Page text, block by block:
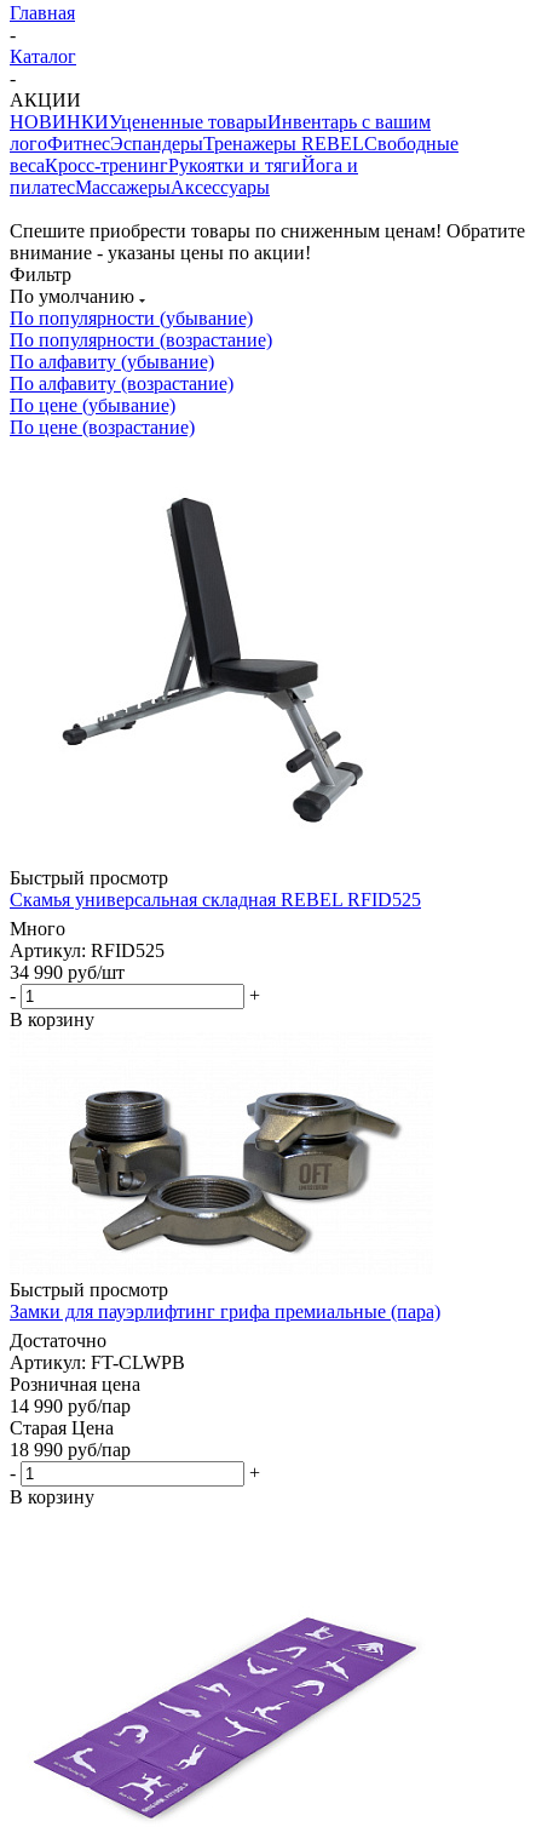
Главная
-
Каталог
-
АКЦИИ
НОВИНКИУцененные товарыИнвентарь с вашим
логоФитнесЭспандерыТренажеры REBELСвободные
весаКросс-тренингРукоятки и тягиЙога и
пилатесМассажерыАксессуары
Спешите приобрести товары по сниженным ценам! Обратите
внимание - указаны цены по акции!
Фильтр
По умолчанию
По популярности (убывание)
По популярности (возрастание)
По алфавиту (убывание)
По алфавиту (возрастание)
По цене (убывание)
По цене (возрастание)
Быстрый просмотр
Скамья универсальная складная REBEL RFID525
Много
Артикул: RFID525
34 990 руб/шт
-
+
В корзину
Быстрый просмотр
Замки для пауэрлифтинг грифа премиальные (пара)
Достаточно
Артикул: FT-CLWPB
Розничная цена
14 990 руб/пар
Старая Цена
18 990 руб/пар
-
+
В корзину